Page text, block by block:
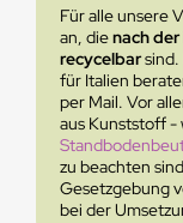
Für alle unsere
an, dienach
recycelbarsind.
für Italien
per Mail. Vor
aus Kunststoff -
zu beachten
Gesetzgebung
bei der